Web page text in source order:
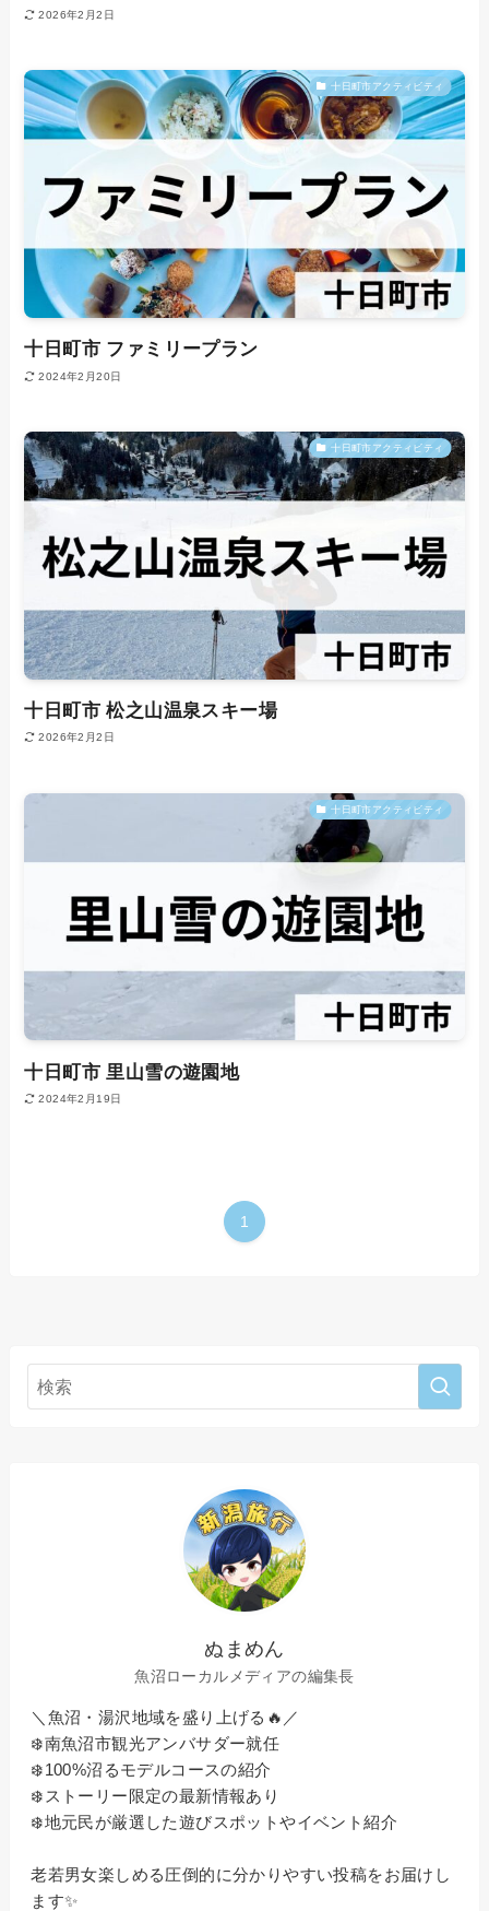
2026年2月2日
十日町市アクティビティ
十日町市 ファミリープラン
2024年2月20日
十日町市アクティビティ
十日町市 松之山温泉スキー場
2026年2月2日
十日町市アクティビティ
十日町市 里山雪の遊園地
2024年2月19日
1
ぬまめん
魚沼ローカルメディアの編集長
＼魚沼・湯沢地域を盛り上げる🔥／
❄️南魚沼市観光アンバサダー就任
❄️100%沼るモデルコースの紹介
❄️ストーリー限定の最新情報あり
❄️地元民が厳選した遊びスポットやイベント紹介
老若男女楽しめる圧倒的に分かりやすい投稿をお届けし
ます✨